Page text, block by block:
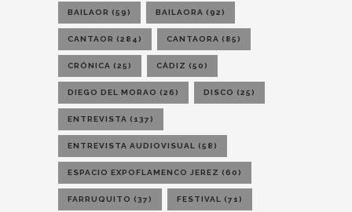
BAILAOR (59) BAILAORA (92)
CANTAOR (284) CANTAORA (85)
CRÓNICA (25) CÁDIZ (50)
DIEGO DEL MORAO (26) DISCO (25)
ENTREVISTA (137)
ENTREVISTA AUDIOVISUAL (58)
ESPACIO EXPOFLAMENCO JEREZ (60)
FARRUQUITO (37) FESTIVAL (71)